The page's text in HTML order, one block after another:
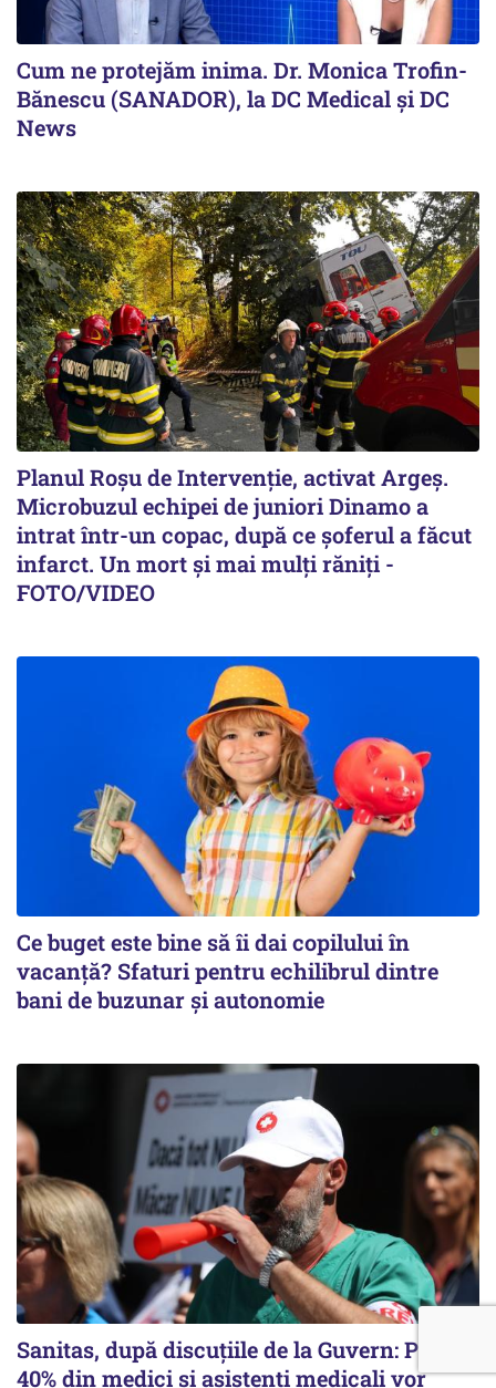
Cum ne protejăm inima. Dr. Monica Trofin-
Bănescu (SANADOR), la DC Medical și DC
News
Planul Roşu de Intervenţie, activat Argeş.
Microbuzul echipei de juniori Dinamo a
intrat într-un copac, după ce șoferul a făcut
infarct. Un mort și mai mulți răniți -
FOTO/VIDEO
Ce buget este bine să îi dai copilului în
vacanță? Sfaturi pentru echilibrul dintre
bani de buzunar și autonomie
Sanitas, după discuțiile de la Guvern: Peste
40% din medici și asistenți medicali vor